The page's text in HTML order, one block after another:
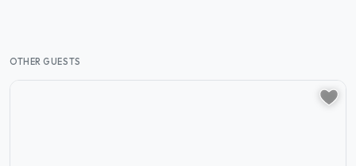
OTHER GUESTS